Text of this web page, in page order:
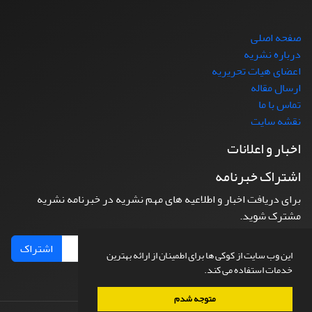
این وب سایت از کوکی ها برای اطمینان از ارائه بهترین
خدمات استفاده می کند.
متوجه شدم
صفحه اصلی
درباره نشریه
اعضای هیات تحریریه
ارسال مقاله
تماس با ما
نقشه سایت
اخبار و اعلانات
اشتراک خبرنامه
برای دریافت اخبار و اطلاعیه های مهم نشریه در خبرنامه نشریه
مشترک شوید.
اشتراک